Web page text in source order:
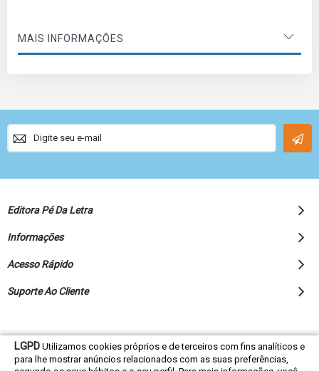
LGPD Utilizamos cookies próprios e de terceiros com fins analíticos e
para lhe mostrar anúncios relacionados com as suas preferências,
MAIS INFORMAÇÕES
Sign
Up
for
Newsletter:
Editora Pé Da Letra
Informações
Acesso Rápido
Suporte Ao Cliente
© 2022 Editora Pé da Letra - Todos os direitos reservados